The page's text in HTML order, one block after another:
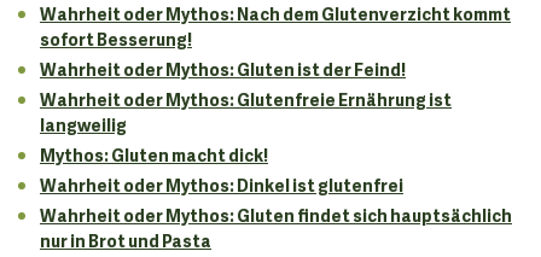
Wahrheit oder Mythos: Nach dem Glutenverzicht kommt
sofort Besserung!
Wahrheit oder Mythos: Gluten ist der Feind!
Wahrheit oder Mythos: Glutenfreie Ernährung ist
langweilig
Mythos: Gluten macht dick!
Wahrheit oder Mythos: Dinkel ist glutenfrei
Wahrheit oder Mythos: Gluten findet sich hauptsächlich
nur in Brot und Pasta